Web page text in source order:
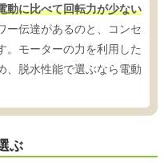
動に比べて回転力が少ない
ー伝達があるのと、コンセ
。モーターの力を利用した
、脱水性能で選ぶなら電動
ぶ